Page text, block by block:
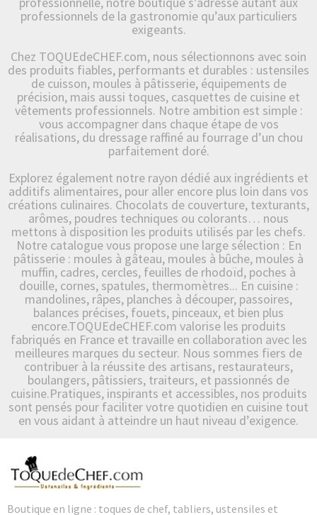
professionnels de la gastronomie qu’aux particuliers
exigeants.
Chez TOQUEdeCHEF.com, nous sélectionnons avec soin
des produits fiables, performants et durables : ustensiles
de cuisson, moules à pâtisserie, équipements de
précision, mais aussi toques, casquettes de cuisine et
vêtements professionnels. Notre ambition est simple :
vous accompagner dans chaque étape de vos
réalisations, du dressage raffiné au fourrage d’un chou
parfaitement doré.
Explorez également notre rayon dédié aux ingrédients et
additifs alimentaires, pour aller encore plus loin dans vos
créations culinaires. Chocolats de couverture, texturants,
arômes, poudres techniques ou colorants… nous
mettons à disposition les produits utilisés par les chefs.
Notre catalogue vous propose une large sélection : En
pâtisserie : moules à gâteau, moules à bûche, moules à
muffin, cadres, cercles, feuilles de rhodoïd, poches à
douille, cornes, spatules, thermomètres... En cuisine :
mandolines, râpes, planches à découper, passoires,
balances précises, fouets, pinceaux, et bien plus
encore.TOQUEdeCHEF.com valorise les produits
fabriqués en France et travaille en collaboration avec les
meilleures marques du secteur. Nous sommes fiers de
contribuer à la réussite des artisans, restaurateurs,
boulangers, pâtissiers, traiteurs, et passionnés de
cuisine.Pratiques, inspirants et accessibles, nos produits
sont pensés pour faciliter votre quotidien en cuisine tout
en vous aidant à atteindre un haut niveau d’exigence.
Boutique en ligne : toques de chef, tabliers, ustensiles et